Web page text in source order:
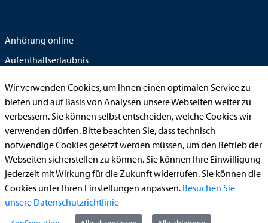
Anhörung online
Aufenthaltserlaubnis
Begleitetes Fahren ab 17 (Erstantrag)
Führerschein (Umtausch)
Reiterplakette (Verlängerungsantrag online)
Ummeldung zugelassenes Fahrzeug
Kontakt
Wir verwenden Cookies, um Ihnen einen optimalen Service zu
bieten und auf Basis von Analysen unsere Webseiten weiter zu
verbessern. Sie können selbst entscheiden, welche Cookies wir
verwenden dürfen. Bitte beachten Sie, dass technisch
notwendige Cookies gesetzt werden müssen, um den Betrieb der
Webseiten sicherstellen zu können. Sie können Ihre Einwilligung
jederzeit mit Wirkung für die Zukunft widerrufen. Sie können die
Cookies unter Ihren Einstellungen anpassen. Besuchen Sie
unsere Datenschutzrichtlinie